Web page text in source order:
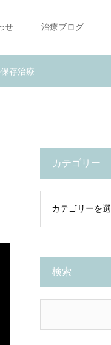
せ 治療ブログ
存治療
カテゴリー
検索